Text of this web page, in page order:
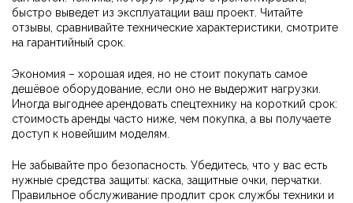
быстро выведет из эксплуатации ваш проект. Читайте
отзывы, сравнивайте технические характеристики, смотрите
на гарантийный срок.
Экономия – хорошая идея, но не стоит покупать самое
дешёвое оборудование, если оно не выдержит нагрузки.
Иногда выгоднее арендовать спецтехнику на короткий срок:
стоимость аренды часто ниже, чем покупка, а вы получаете
доступ к новейшим моделям.
Не забывайте про безопасность. Убедитесь, что у вас есть
нужные средства защиты: каска, защитные очки, перчатки.
Правильное обслуживание продлит срок службы техники и